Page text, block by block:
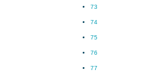
73
74
75
76
77